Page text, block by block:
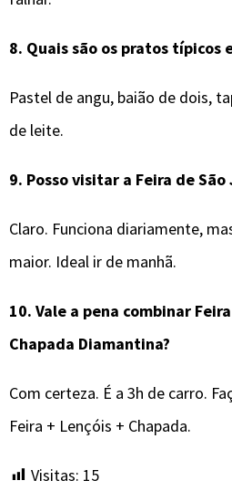
8. Quais são os pratos típicos
Pastel de angu, baião de dois,
de leite.
9. Posso visitar a Feira de São
Claro. Funciona diariamente,
maior. Ideal ir de manhã.
10. Vale a pena combinar
Chapada Diamantina?
Com certeza. É a 3h de carro.
Feira + Lençóis + Chapada.
Visitas: 15